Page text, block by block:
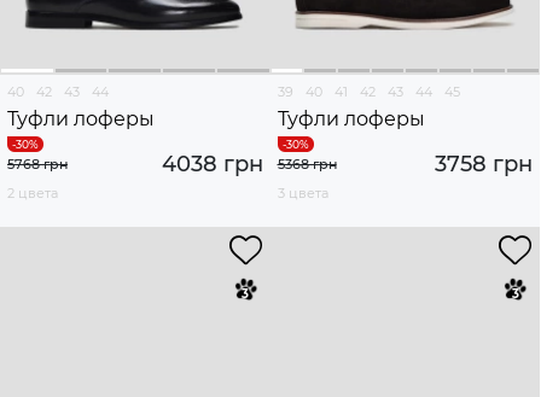
40 42 43 44
Туфли лоферы
4038 грн
5768 грн
2 цвета
39 40 41 42 43 44 45
Туфли лоферы
3758 грн
5368 грн
3 цвета